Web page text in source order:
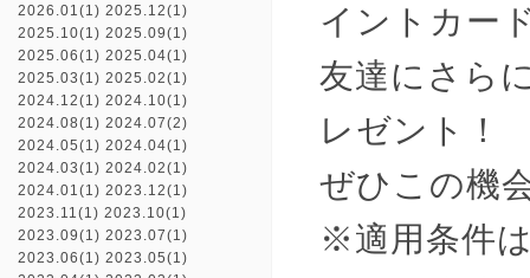
イントカー
友達にさら
レゼント！
ぜひこの機
※適用条件
2026.01(1) 2025.12(1)
2025.10(1) 2025.09(1)
2025.06(1) 2025.04(1)
2025.03(1) 2025.02(1)
2024.12(1) 2024.10(1)
2024.08(1) 2024.07(2)
2024.05(1) 2024.04(1)
2024.03(1) 2024.02(1)
2024.01(1) 2023.12(1)
2023.11(1) 2023.10(1)
2023.09(1) 2023.07(1)
2023.06(1) 2023.05(1)